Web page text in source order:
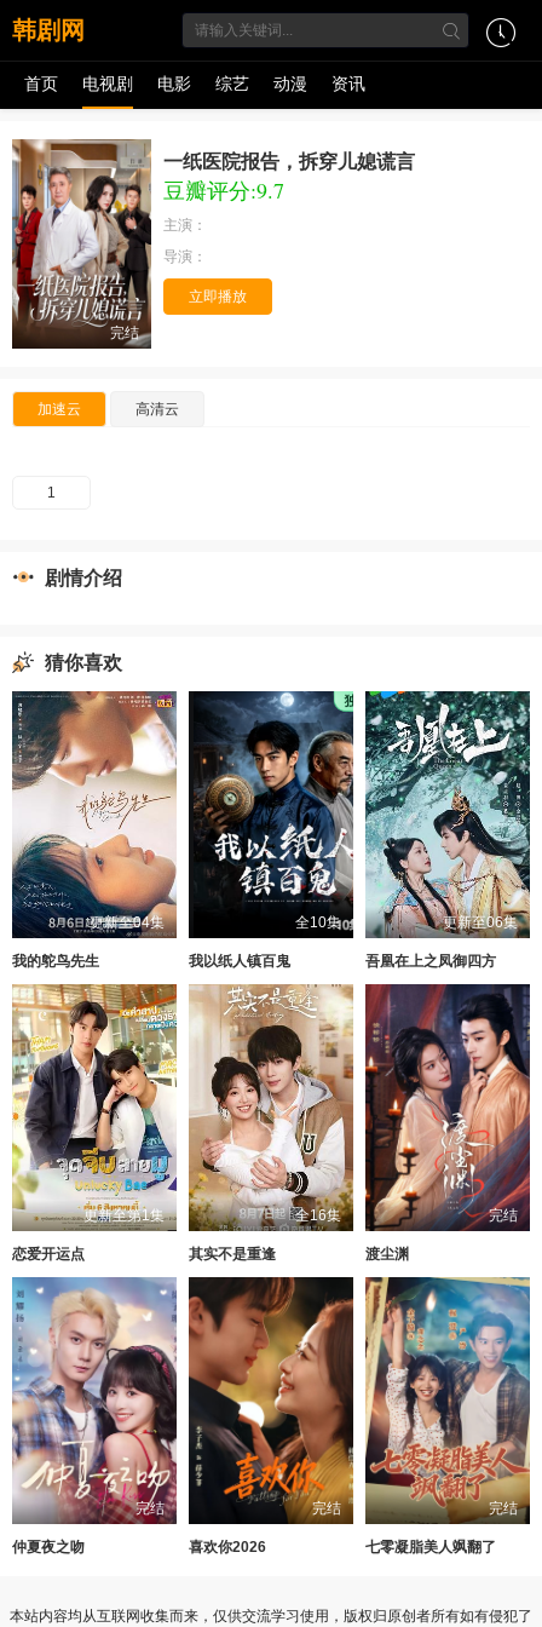
韩剧网
首页 电视剧 电影 综艺 动漫 资讯
完结
一纸医院报告，拆穿儿媳谎言
豆瓣评分:9.7
主演：
导演：
立即播放
加速云 高清云
1
剧情介绍
猜你喜欢
更新至04集
我的鸵鸟先生
全10集
我以纸人镇百鬼
更新至06集
吾凰在上之凤御四方
更新至第1集
恋爱开运点
全16集
其实不是重逢
完结
渡尘渊
完结
仲夏夜之吻
完结
喜欢你2026
完结
七零凝脂美人飒翻了
本站内容均从互联网收集而来，仅供交流学习使用，版权归原创者所有如有侵犯了